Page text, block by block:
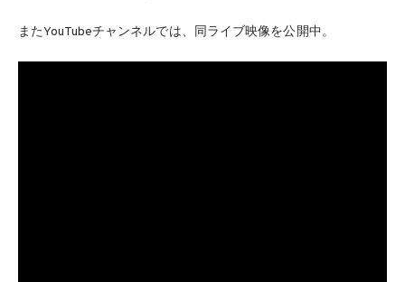
またYouTubeチャンネルでは、同ライブ映像を公開中。